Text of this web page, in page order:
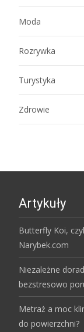
Moda
Rozrywka
Turystyka
Zdrowie
Artykuły
Butterfly Koi,
Narybek.com
Niezależne
bezstresowo
Metraż a moc
do powierzchni?